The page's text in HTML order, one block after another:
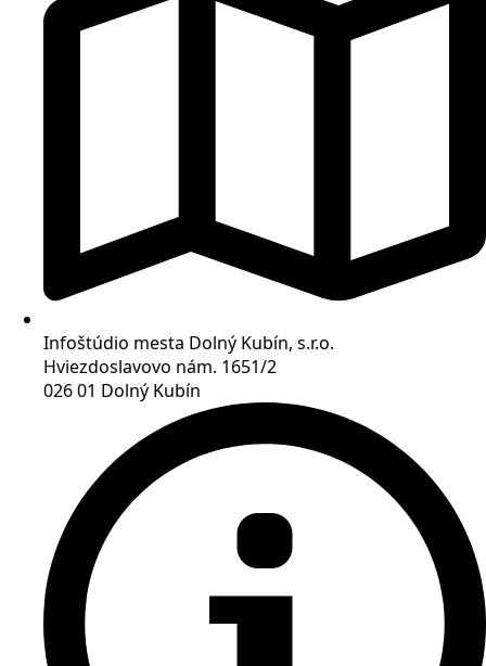
Infoštúdio mesta Dolný Kubín, s.r.o.
Hviezdoslavovo nám. 1651/2
026 01 Dolný Kubín